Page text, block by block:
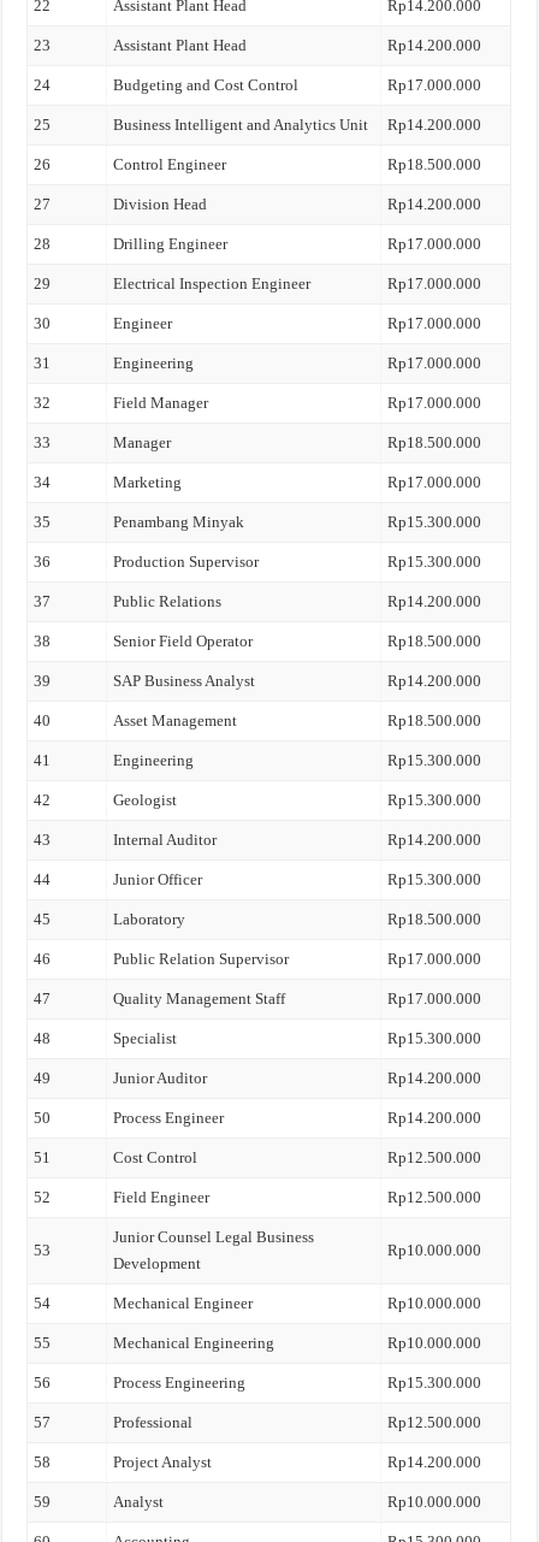
22 Assistant Plant Head Rp14.200.000
23 Assistant Plant Head Rp14.200.000
24 Budgeting and Cost Control Rp17.000.000
25 Business Intelligent and Analytics Unit Rp14.200.000
26 Control Engineer Rp18.500.000
27 Division Head Rp14.200.000
28 Drilling Engineer Rp17.000.000
29 Electrical Inspection Engineer Rp17.000.000
30 Engineer Rp17.000.000
31 Engineering Rp17.000.000
32 Field Manager Rp17.000.000
33 Manager Rp18.500.000
34 Marketing Rp17.000.000
35 Penambang Minyak Rp15.300.000
36 Production Supervisor Rp15.300.000
37 Public Relations Rp14.200.000
38 Senior Field Operator Rp18.500.000
39 SAP Business Analyst Rp14.200.000
40 Asset Management Rp18.500.000
41 Engineering Rp15.300.000
42 Geologist Rp15.300.000
43 Internal Auditor Rp14.200.000
44 Junior Officer Rp15.300.000
45 Laboratory Rp18.500.000
46 Public Relation Supervisor Rp17.000.000
47 Quality Management Staff Rp17.000.000
48 Specialist Rp15.300.000
49 Junior Auditor Rp14.200.000
50 Process Engineer Rp14.200.000
51 Cost Control Rp12.500.000
52 Field Engineer Rp12.500.000
53
Junior Counsel Legal Business
Development
Rp10.000.000
54 Mechanical Engineer Rp10.000.000
55 Mechanical Engineering Rp10.000.000
56 Process Engineering Rp15.300.000
57 Professional Rp12.500.000
58 Project Analyst Rp14.200.000
59 Analyst Rp10.000.000